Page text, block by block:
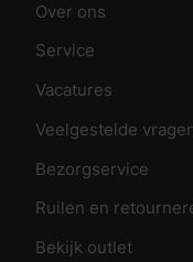
Over ons
Service
Vacatures
Veelgestelde
Bezorgservice
Ruilen en
Bekijk outlet